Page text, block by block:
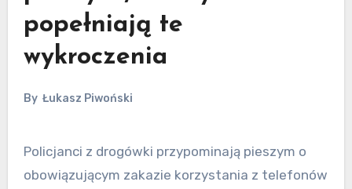
popełniają te
wykroczenia
By Łukasz Piwoński
Policjanci z drogówki przypominają pieszym o
obowiązującym zakazie korzystania z telefonów